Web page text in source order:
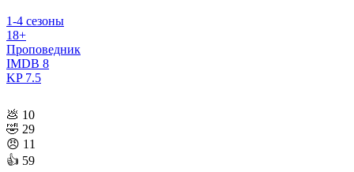
1-4 сезоны
18+
Проповедник
IMDB 8
KP7.5
💩 10
🤣 29
😠 11
👍 59